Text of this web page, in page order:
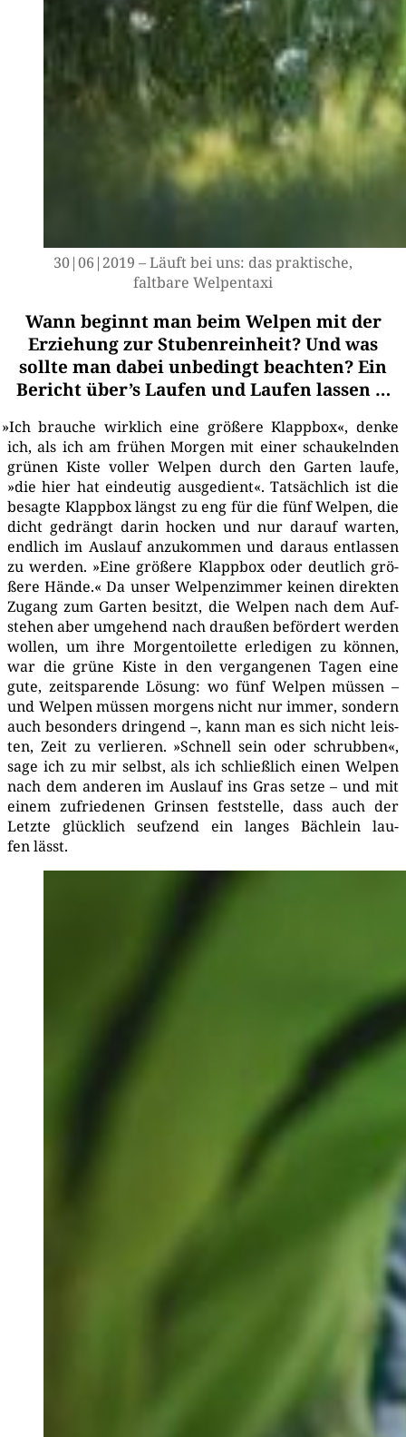
30|06|2019 – Läuft bei uns: das prak­ti­sche,
falt­ba­re Welpentaxi
Wann beginnt man beim Welpen mit der
Erziehung zur Stubenreinheit? Und was
sollte man dabei unbedingt beachten? Ein
Bericht über’s Laufen und Laufen lassen …
»Ich brau­che wirk­lich eine grö­ße­re Klapp­box«, den­ke
ich, als ich am frü­hen Mor­gen mit einer schau­keln­den
grü­nen Kis­te vol­ler Wel­pen durch den Gar­ten lau­fe,
»die hier hat ein­deu­tig aus­ge­dient«. Tat­säch­lich ist die
besag­te Klapp­box längst zu eng für die fünf Wel­pen, die
dicht gedrängt dar­in hocken und nur dar­auf war­ten,
end­lich im Aus­lauf anzu­kom­men und dar­aus ent­las­sen
zu wer­den. »Eine grö­ße­re Klapp­box oder deut­lich grö­
ße­re Hän­de.« Da unser Wel­pen­zim­mer kei­nen direk­ten
Zugang zum Gar­ten besitzt, die Wel­pen nach dem Auf­
ste­hen aber umge­hend nach drau­ßen beför­dert wer­den
wol­len, um ihre Mor­gen­toi­let­te erle­di­gen zu kön­nen,
war die grü­ne Kis­te in den ver­gan­ge­nen Tagen eine
gute, zeit­spa­ren­de Lösung: wo fünf Wel­pen müs­sen –
und Wel­pen müs­sen mor­gens nicht nur immer, son­dern
auch beson­ders drin­gend –, kann man es sich nicht leis­
ten, Zeit zu ver­lie­ren. »Schnell sein oder schrub­ben«,
sage ich zu mir selbst, als ich schließ­lich einen Wel­pen
nach dem ande­ren im Aus­lauf ins Gras set­ze – und mit
einem zufrie­de­nen Grin­sen fest­stel­le, dass auch der
Letz­te glück­lich seuf­zend ein lan­ges Bäch­lein lau­
fen lässt.